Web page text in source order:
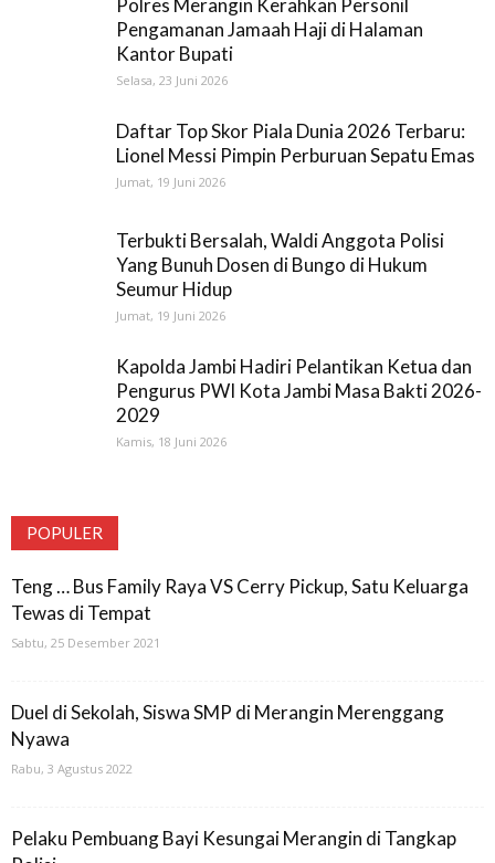
Polres Merangin Kerahkan Personil
Pengamanan Jamaah Haji di Halaman
Kantor Bupati
Selasa, 23 Juni 2026
Daftar Top Skor Piala Dunia 2026 Terbaru:
Lionel Messi Pimpin Perburuan Sepatu Emas
Jumat, 19 Juni 2026
Terbukti Bersalah, Waldi Anggota Polisi
Yang Bunuh Dosen di Bungo di Hukum
Seumur Hidup
Jumat, 19 Juni 2026
Kapolda Jambi Hadiri Pelantikan Ketua dan
Pengurus PWI Kota Jambi Masa Bakti 2026-
2029
Kamis, 18 Juni 2026
POPULER
Teng … Bus Family Raya VS Cerry Pickup, Satu Keluarga
Tewas di Tempat
Sabtu, 25 Desember 2021
Duel di Sekolah, Siswa SMP di Merangin Merenggang
Nyawa
Rabu, 3 Agustus 2022
Pelaku Pembuang Bayi Kesungai Merangin di Tangkap